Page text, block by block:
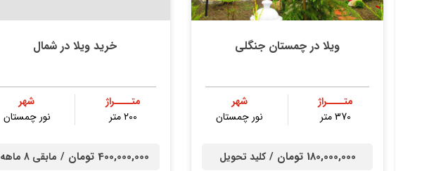
ویلا در چمستان جنگلی
متــــراژ
370 متر
شهر
نور چمستان
180,000,000 تومان / کلید تحویل
خرید ویلا در شمال
متــــراژ
200 متر
شهر
نور چمستان
400,000,000 تومان / مابقی 8 ماهه